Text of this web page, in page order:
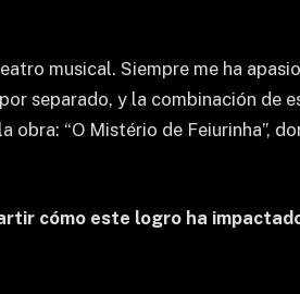
musical. Siempre me ha
separado, y la combinación de
“O Mistério de Feiurinha”,
cómo este logro ha